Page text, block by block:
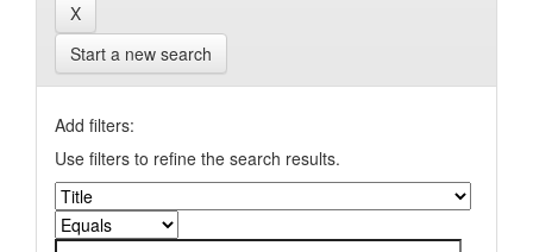
Start a new search
Add filters:
Use filters to refine the search results.